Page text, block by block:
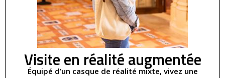
Visite en réalité augmentée
Équipé d’un casque de réalité mixte, vivez une